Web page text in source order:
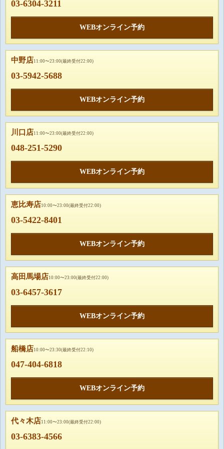
03-6304-3211
WEBオンライン予約
中野店11:00〜23:00(最終受付22:00)
03-5942-5688
WEBオンライン予約
川口店11:00〜23:00(最終受付22:00)
048-251-5290
WEBオンライン予約
恵比寿店10:00〜23:00(最終受付22:00)
03-5422-8401
WEBオンライン予約
高田馬場店10:00〜23:00(最終受付22:00)
03-6457-3617
WEBオンライン予約
船橋店10:00〜23:30(最終受付22:10)
047-404-6818
WEBオンライン予約
代々木店11:00〜23:00(最終受付22:00)
03-6383-4566